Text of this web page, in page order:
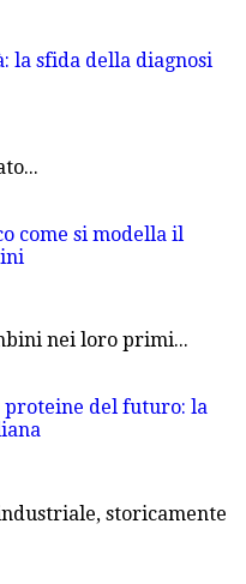
nei loro primi...
storicamente